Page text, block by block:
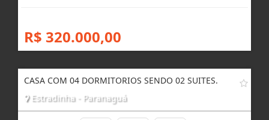
R$ 320.000,00
CASA COM 04 DORMITORIOS SENDO 02 SUITES.
Estradinha - Paranaguá